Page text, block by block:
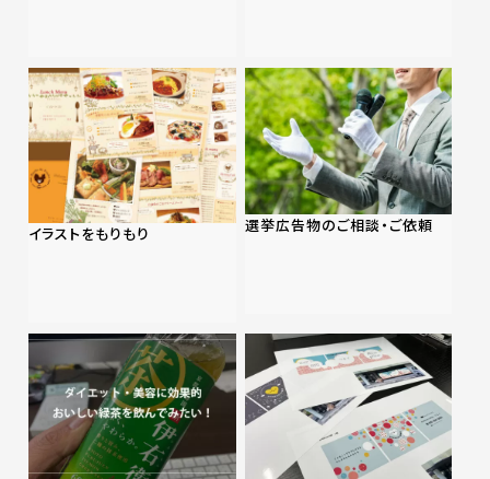
イラストをもりもり 選挙広告物のご相談・ご依頼